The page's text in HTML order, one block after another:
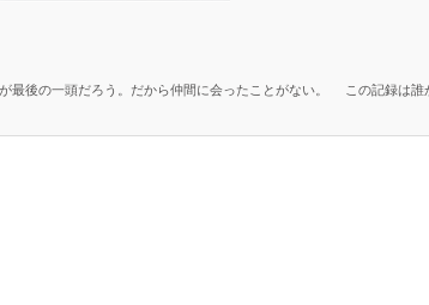
後の一頭だろう。だから仲間に会ったことがない。 この記録は誰